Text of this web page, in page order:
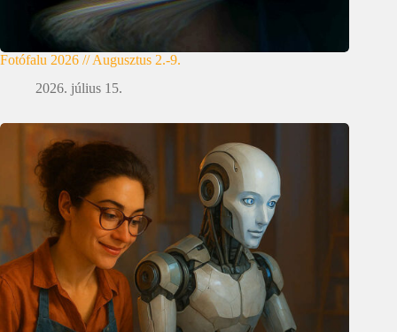
Fotófalu 2026 // Augusztus 2.-9.
2026. július 15.